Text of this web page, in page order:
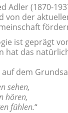
Adler (1870-
der
ist geprägt
hat das
dem
sehen,
hören,
fühlen.“